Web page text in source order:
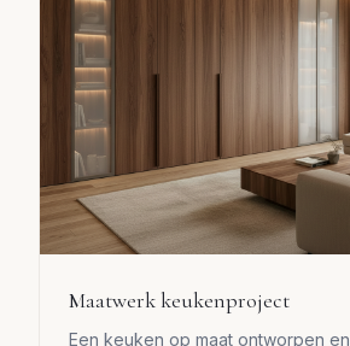
Maatwerk keukenproject
Een keuken op maat ontworpen en